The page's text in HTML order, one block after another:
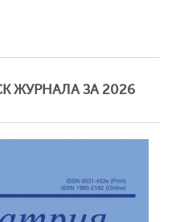
ЖУРНАЛА ЗА 2026